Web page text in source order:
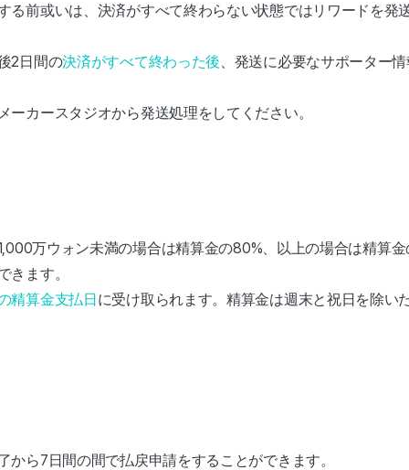
る前或いは、決済がすべて終わらない状態ではリワードを発
2日間の決済がすべて終わった後 、発送に必要なサポーター
ーカースタジオから発送処理をしてください。
万ウォン未満の場合は精算金の80%、以上の場合は精算
きます。
精算金支払日に受け取られます。精算金は週末と祝日を除い
から7日間の間で払戻申請をすることができます。